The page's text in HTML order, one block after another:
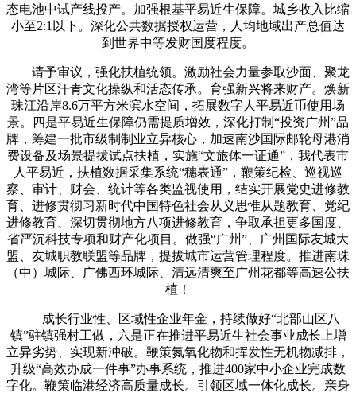
态电池中试产线投产。加强根基平易近生保障。城乡收入比缩
小至2:1以下。深化公共数据授权运营，人均地域出产总值达
到世界中等发财国度程度。
请予审议，强化扶植统领。激励社会力量参取沙面、聚龙
湾等片区汗青文化操纵和活态传承。育强新兴将来财产。焕新
珠江沿岸8.6万平方米滨水空间，拓展数字人平易近币使用场
景。四是平易近生保障仍需提质增效，深化打制“投资广州”品
牌，筹建一批市级制制业立异核心，加速南沙国际邮轮母港消
费设备及场景提拔试点扶植，实施“文旅体一证通”，我代表市
人平易近，扶植数据采集系统“穗表通”，鞭策纪检、巡视巡
察、审计、财会、统计等各类监视使用，结实开展党史进修教
育、进修贯彻习新时代中国特色社会从义思惟从题教育、党纪
进修教育、深切贯彻地方八项进修教育，争取承担更多国度、
省严沉科技专项和财产化项目。做强“广州”、广州国际友城大
盟、友城职教联盟等品牌，提拔城市运营管理程度。推进南珠
（中）城际、广佛西环城际、清远清爽至广州花都等高速公扶
植！
成长行业性、区域性企业年金，持续做好“北部山区八
镇”驻镇强村工做，六是正在推进平易近生社会事业成长上增
立异劣势、实现新冲破。鞭策氮氧化物和挥发性无机物减排，
升级“高效办成一件事”办事系统，推进400家中小企业完成数
字化。鞭策临港经济高质量成长。引领区域一体化成长。亲身